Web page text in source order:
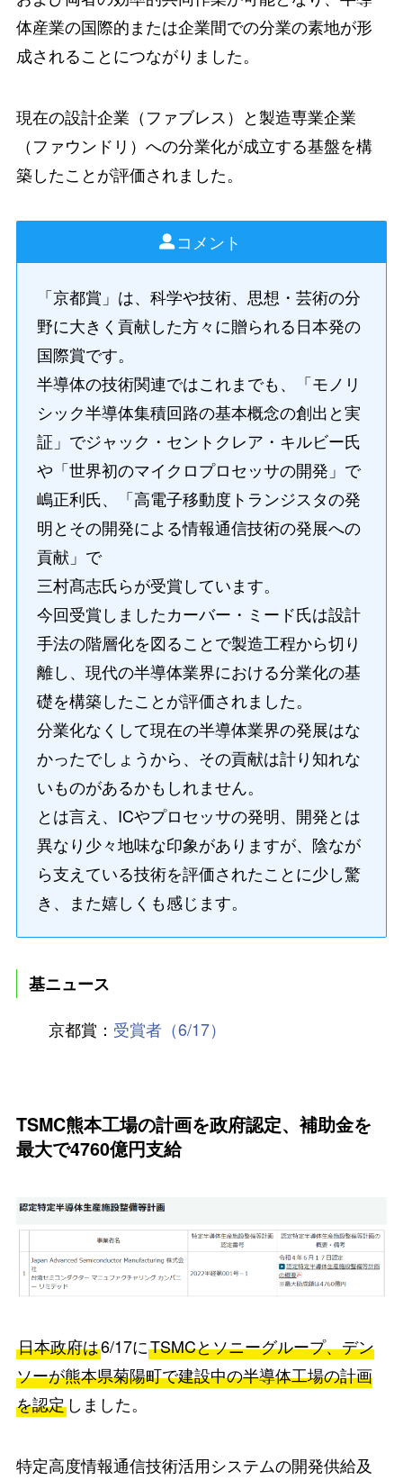
体産業の国際的または企業間での分業の素地が形
成されることにつながりました。
現在の設計企業（ファブレス）と製造専業企業
（ファウンドリ）への分業化が成立する基盤を構
築したことが評価されました。
コメント
「京都賞」は、科学や技術、思想・芸術の分
野に大きく貢献した方々に贈られる日本発の
国際賞です。
半導体の技術関連ではこれまでも、「モノリ
シック半導体集積回路の基本概念の創出と実
証」でジャック・セントクレア・キルビー氏
や「世界初のマイクロプロセッサの開発」で
嶋正利氏、「高電子移動度トランジスタの発
明とその開発による情報通信技術の発展への
貢献」で
三村髙志氏らが受賞しています。
今回受賞しましたカーバー・ミード氏は設計
手法の階層化を図ることで製造工程から切り
離し、現代の半導体業界における分業化の基
礎を構築したことが評価されました。
分業化なくして現在の半導体業界の発展はな
かったでしょうから、その貢献は計り知れな
いものがあるかもしれません。
とは言え、ICやプロセッサの発明、開発とは
異なり少々地味な印象がありますが、陰なが
ら支えている技術を評価されたことに少し驚
き、また嬉しくも感じます。
基ニュース
京都賞： 受賞者（6/17）
TSMC熊本工場の計画を政府認定、補助金を
最大で4760億円支給
日本政府は6/17にTSMCとソニーグループ、デン
ソーが熊本県菊陽町で建設中の半導体工場の計画
を認定しました。
特定高度情報通信技術活用システムの開発供給及